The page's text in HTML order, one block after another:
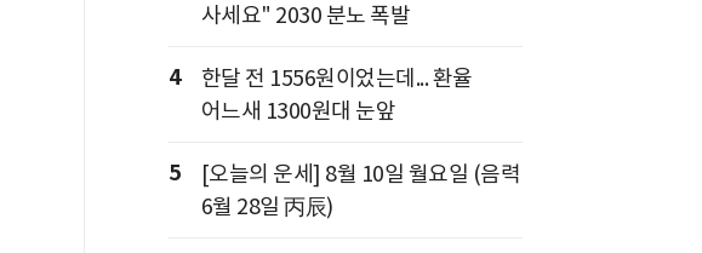
사세요" 2030 분노 폭발
4
한달 전 1556원이었는데... 환율
어느새 1300원대 눈앞
5
[오늘의 운세] 8월 10일 월요일 (음력
6월 28일 丙辰)